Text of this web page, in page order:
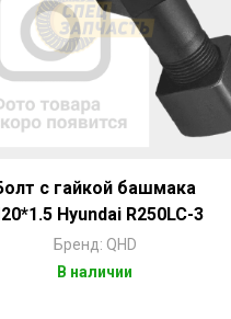
с гайкой башмака
Hyundai R250LC-3
Бренд: QHD
В наличии